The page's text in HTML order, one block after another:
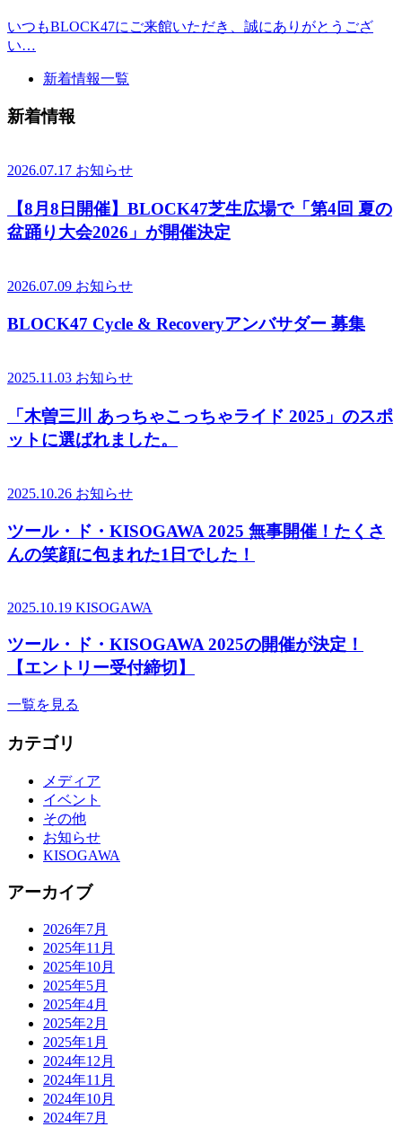
いつもBLOCK47にご来館いただき、誠にありがとうござ
い…
新着情報一覧
新着情報
2026.07.17 お知らせ
【8月8日開催】BLOCK47芝生広場で「第4回 夏の
盆踊り大会2026」が開催決定
2026.07.09 お知らせ
BLOCK47 Cycle & Recoveryアンバサダー 募集
2025.11.03 お知らせ
「木曽三川 あっちゃこっちゃライド 2025」のスポ
ットに選ばれました。
2025.10.26 お知らせ
ツール・ド・KISOGAWA 2025 無事開催！たくさ
んの笑顔に包まれた1日でした！
2025.10.19 KISOGAWA
ツール・ド・KISOGAWA 2025の開催が決定！
【エントリー受付締切】
一覧を見る
カテゴリ
メディア
イベント
その他
お知らせ
KISOGAWA
アーカイブ
2026年7月
2025年11月
2025年10月
2025年5月
2025年4月
2025年2月
2025年1月
2024年12月
2024年11月
2024年10月
2024年7月